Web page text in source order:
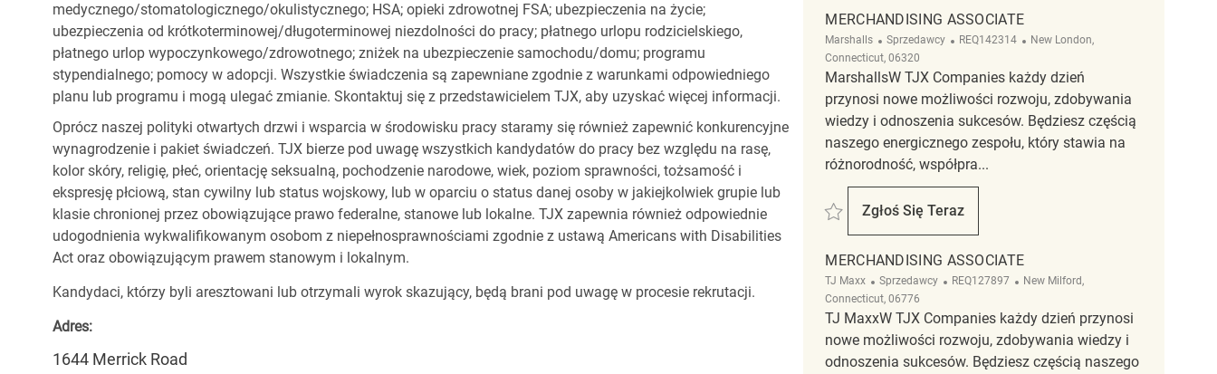
medycznego/stomatologicznego/okulistycznego; HSA; opieki zdrowotnej FSA; ubezpieczenia na życie;
ubezpieczenia od krótkoterminowej/długoterminowej niezdolności do pracy; płatnego urlopu rodzicielskiego,
płatnego urlop wypoczynkowego/zdrowotnego; zniżek na ubezpieczenie samochodu/domu; programu
stypendialnego; pomocy w adopcji. Wszystkie świadczenia są zapewniane zgodnie z warunkami odpowiedniego
planu lub programu i mogą ulegać zmianie. Skontaktuj się z przedstawicielem TJX, aby uzyskać więcej informacji.
Oprócz naszej polityki otwartych drzwi i wsparcia w środowisku pracy staramy się również zapewnić konkurencyjne
wynagrodzenie i pakiet świadczeń. TJX bierze pod uwagę wszystkich kandydatów do pracy bez względu na rasę,
kolor skóry, religię, płeć, orientację seksualną, pochodzenie narodowe, wiek, poziom sprawności, tożsamość i
ekspresję płciową, stan cywilny lub status wojskowy, lub w oparciu o status danej osoby w jakiejkolwiek grupie lub
klasie chronionej przez obowiązujące prawo federalne, stanowe lub lokalne. TJX zapewnia również odpowiednie
udogodnienia wykwalifikowanym osobom z niepełnosprawnościami zgodnie z ustawą Americans with Disabilities
Act oraz obowiązującym prawem stanowym i lokalnym.
Kandydaci, którzy byli aresztowani lub otrzymali wyrok skazujący, będą brani pod uwagę w procesie rekrutacji.
Adres:
1644 Merrick Road
MERCHANDISING ASSOCIATE
Marshalls Kategoria
Sprzedawcy ReqId
REQ142314 Lokalizacja
New London,
Connecticut, 06320
MarshallsW TJX Companies każdy dzień
przynosi nowe możliwości rozwoju, zdobywania
wiedzy i odnoszenia sukcesów. Będziesz częścią
naszego energicznego zespołu, który stawia na
różnorodność, współpra...
Zapisać Merchandising Associate REQ142314
Zgłoś Się Teraz
Merchandising Associate
MERCHANDISING ASSOCIATE
TJ Maxx Kategoria
Sprzedawcy ReqId
REQ127897 Lokalizacja
New Milford,
Connecticut, 06776
TJ MaxxW TJX Companies każdy dzień przynosi
nowe możliwości rozwoju, zdobywania wiedzy i
odnoszenia sukcesów. Będziesz częścią naszego